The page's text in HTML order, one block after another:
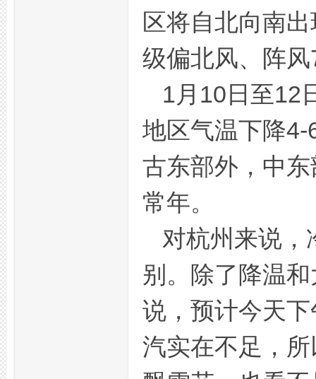
区将自北向南
级偏北风、阵
1月10日至12
地区气温下降
古东部外，中
常年。
对杭州来说，
别。除了降温
说，预计今天
汽实在不足，